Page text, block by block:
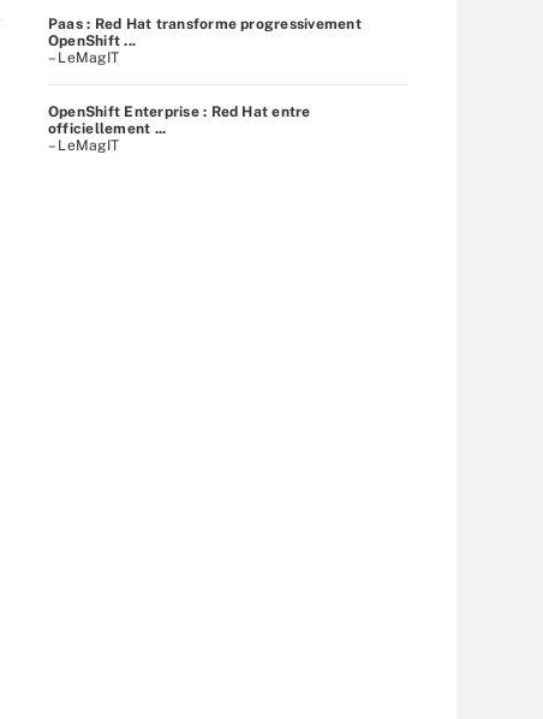
Paas : Red Hat transforme progressivement
OpenShift ...
– LeMagIT
OpenShift Enterprise : Red Hat entre
officiellement ...
– LeMagIT